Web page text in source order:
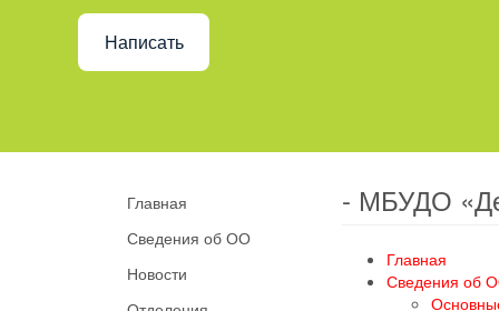
Написать
Главная
Сведения об ОО
Новости
- МБУДО
Главная
Сведения об